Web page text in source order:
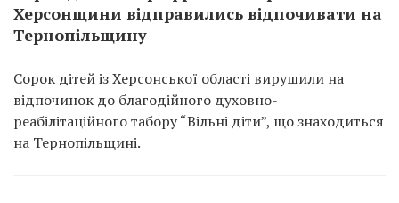
Херсонщини відправились відпочивати на
Тернопільщину
Сорок дітей із Херсонської області вирушили на
відпочинок до благодійного духовно-
реабілітаційного табору “Вільні діти”, що знаходиться
на Тернопільщині.